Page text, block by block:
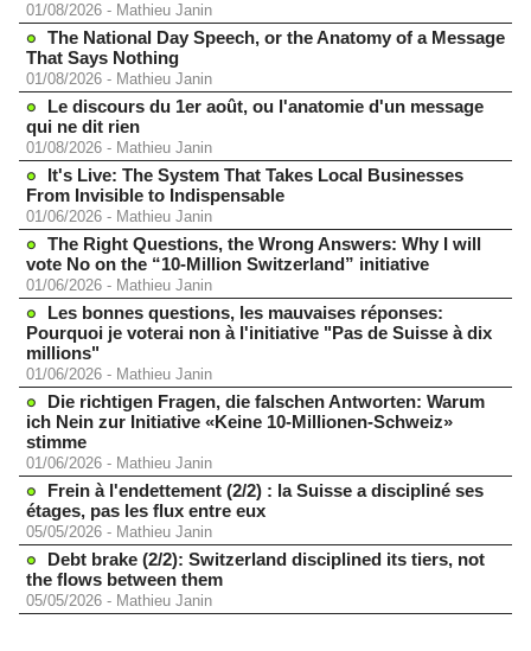
01/08/2026 - Mathieu Janin
The National Day Speech, or the Anatomy of a Message
That Says Nothing
01/08/2026 - Mathieu Janin
Le discours du 1er août, ou l'anatomie d'un message
qui ne dit rien
01/08/2026 - Mathieu Janin
It's Live: The System That Takes Local Businesses
From Invisible to Indispensable
01/06/2026 - Mathieu Janin
The Right Questions, the Wrong Answers: Why I will
vote No on the “10-Million Switzerland” initiative
01/06/2026 - Mathieu Janin
Les bonnes questions, les mauvaises réponses:
Pourquoi je voterai non à l'initiative "Pas de Suisse à dix
millions"
01/06/2026 - Mathieu Janin
Die richtigen Fragen, die falschen Antworten: Warum
ich Nein zur Initiative «Keine 10-Millionen-Schweiz»
stimme
01/06/2026 - Mathieu Janin
Frein à l'endettement (2/2) : la Suisse a discipliné ses
étages, pas les flux entre eux
05/05/2026 - Mathieu Janin
Debt brake (2/2): Switzerland disciplined its tiers, not
the flows between them
05/05/2026 - Mathieu Janin